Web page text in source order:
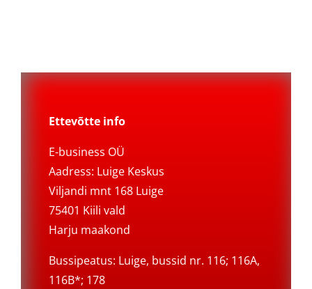
Ettevõtte info
E-business OÜ
Aadress: Luige Keskus
Viljandi mnt 168 Luige
75401 Kiili vald
Harju maakond
Bussipeatus: Luige, bussid nr. 116; 116A,
116B*; 178